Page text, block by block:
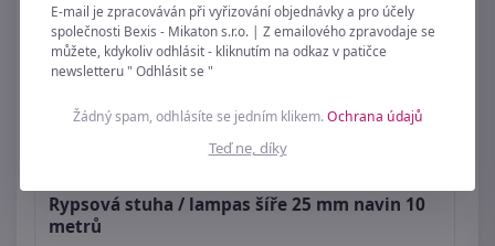
Rypsová stuha / lampas šíře 25 mm navin 10
metrů
E-mail je zpracováván při vyřizování objednávky a pro účely
společnosti Bexis - Mikaton s.r.o. | Z emailového zpravodaje se
můžete, kdykoliv odhlásit - kliknutím na odkaz v patičce
newsletteru " Odhlásit se "
Žádný spam, odhlásíte se jedním klikem.Ochrana údajů
Teď ne, díky